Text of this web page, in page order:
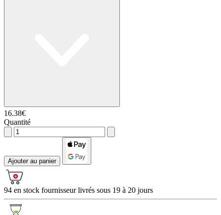
16.38€
Quantité
Ajouter au panier
94 en stock fournisseur livrés sous 19 à 20 jours